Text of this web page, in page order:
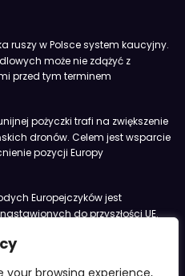
browsing experience,
ruszy w Polsce system kaucyjny.
może nie zdążyć z
przed tym terminem
pożyczki trafi na zwiększenie
dronów. Celem jest wsparcie
pozycji Europy
Europejczyków jest
do przyszłości UE.